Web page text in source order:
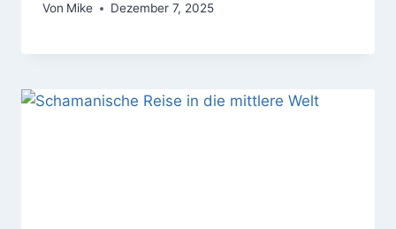
Von Mike Dezember 7, 2025